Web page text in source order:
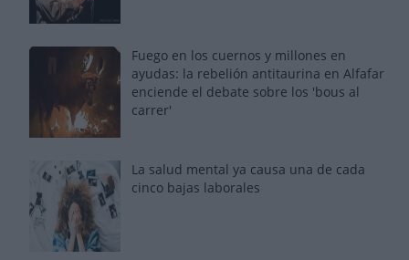
Fuego en los cuernos y millones en
ayudas: la rebelión antitaurina en Alfafar
enciende el debate sobre los 'bous al
carrer'
La salud mental ya causa una de cada
cinco bajas laborales